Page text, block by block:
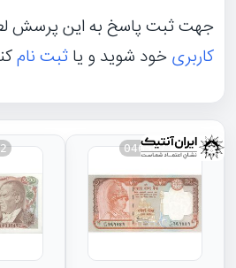
جهت ثبت پاسخ به این پرسش
کاربریخود شوید و یاثبت نام
046507